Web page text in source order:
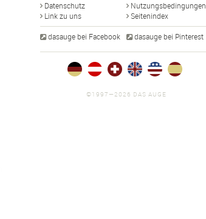
Datenschutz
Nutzungsbedingungen
Link zu uns
Seitenindex
dasauge bei Facebook dasauge bei Pinterest
©1997—2026 DAS AUGE